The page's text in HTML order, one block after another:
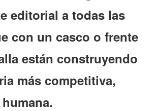
editorial a todas las
con un casco o frente
están construyendo
más competitiva,